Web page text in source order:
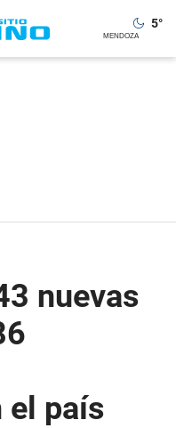
5°
nuevas
el país